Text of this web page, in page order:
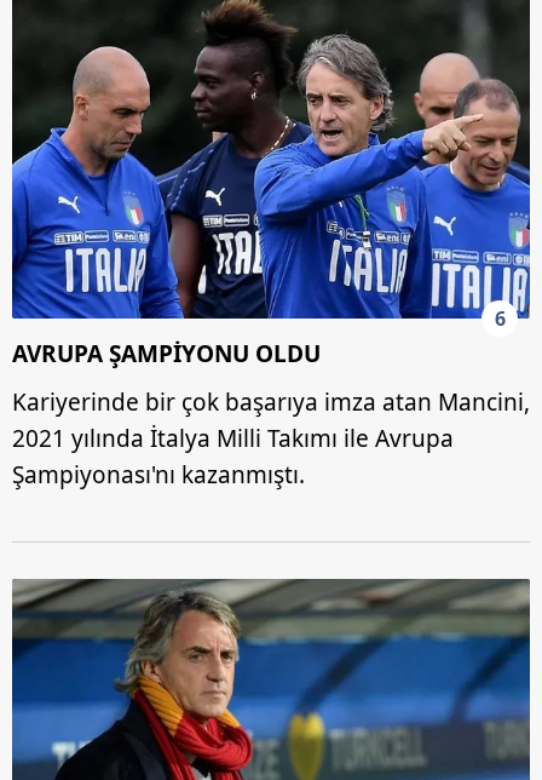
6
AVRUPA ŞAMPİYONU OLDU
Kariyerinde bir çok başarıya imza atan Mancini,
2021 yılında İtalya Milli Takımı ile Avrupa
Şampiyonası'nı kazanmıştı.